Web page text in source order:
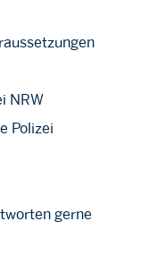
NRW
Polizei
gerne